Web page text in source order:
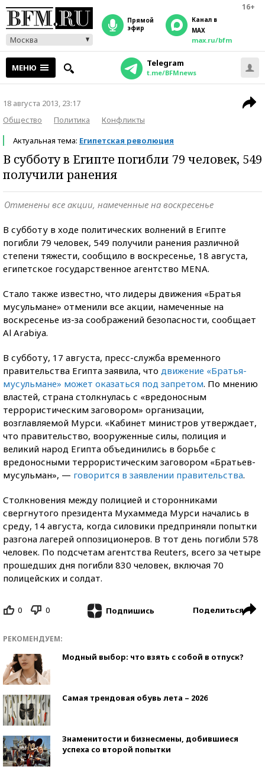
16+
Москва
прямой
эфир
Канал в
MAX
max.ru/bfm
МЕНЮ Telegram
t.me/BFMnews
18 августа 2013, 23:17
Общество
Политика
Конфликты
Актуальная тема: Египетская революция
В субботу в Египте погибли 79 человек, 549
получили ранения
Отменены все акции, намеченные на воскресенье
В субботу в ходе политических волнений в Египте
погибли 79 человек, 549 получили ранения различной
степени тяжести, сообщило в воскресенье, 18 августа,
египетское государственное агентство MENA.
Стало также известно, что лидеры движения «Братья
мусульмане» отменили все акции, намеченные на
воскресенье из-за соображений безопасности, сообщает
Al Arabiya.
В субботу, 17 августа, пресс-служба временного
правительства Египта заявила, что движение «Братья-
мусульмане» может оказаться под запретом. По мнению
властей, страна столкнулась с «вредоносным
террористическим заговором» организации,
возглавляемой Мурси. «Кабинет министров утверждает,
что правительство, вооруженные силы, полиция и
великий народ Египта объединились в борьбе с
вредоносными террористическим заговором «Братьев-
мусульман», — говорится в заявлении правительства.
Столкновения между полицией и сторонниками
свергнутого президента Мухаммеда Мурси начались в
среду, 14 августа, когда силовики предприняли попытки
разгона лагерей оппозиционеров. В тот день погибли 578
человек. По подсчетам агентства Reuters, всего за четыре
прошедших дня погибли 830 человек, включая 70
полицейских и солдат.
0 0 Подпишись Поделиться
РЕКОМЕНДУЕМ:
Модный выбор: что взять с собой в отпуск?
Самая трендовая обувь лета – 2026
Знаменитости и бизнесмены, добившиеся
успеха со второй попытки